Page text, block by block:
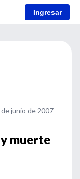
Ingresar
junio de 2007
muerte